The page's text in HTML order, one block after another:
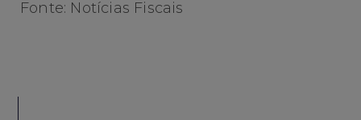
Fonte: Notícias Fiscais